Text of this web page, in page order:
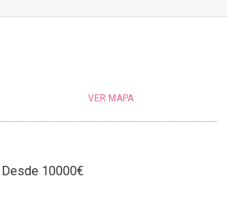
VER MAPA
Desde 10000€